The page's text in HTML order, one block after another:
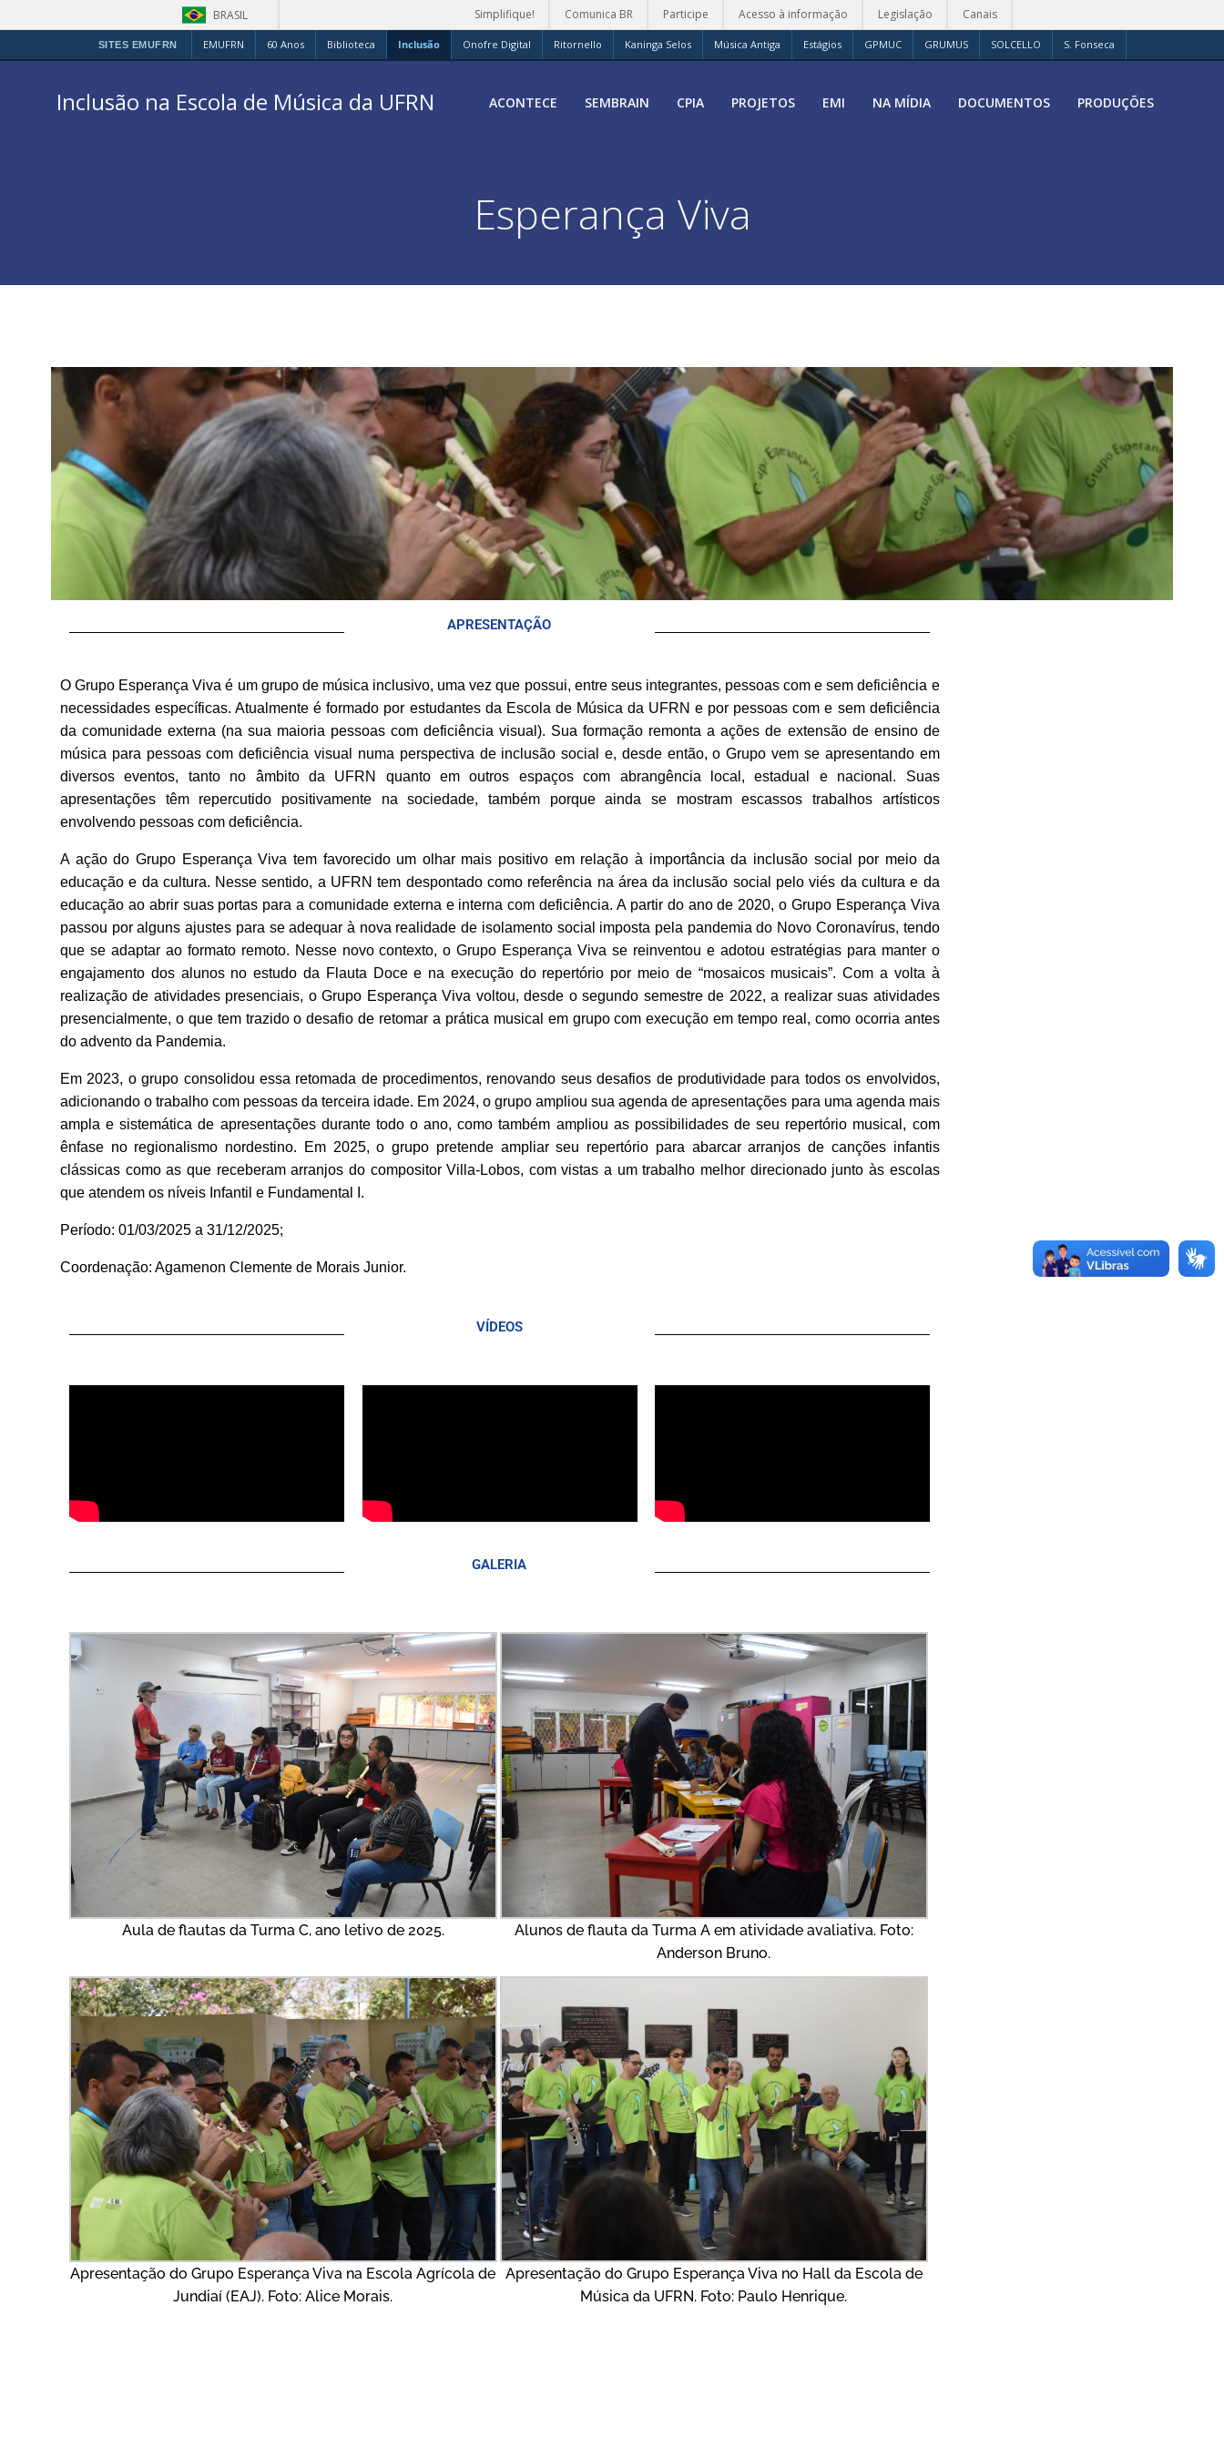
BRASIL Simplifique! Comunica BR Participe Acesso à informação Legislação Canais
SITES EMUFRN EMUFRN 60 Anos Biblioteca Inclusão Onofre Digital Ritornello Kaninga Selos Música Antiga Estágios GPMUC GRUMUS SOLCELLO S. Fonseca
Inclusão na Escola de Música da UFRN ACONTECE SEMBRAIN CPIA PROJETOS EMI NA MÍDIA DOCUMENTOS PRODUÇÕES
Esperança Viva
APRESENTAÇÃO
O Grupo Esperança Viva é um grupo de música inclusivo, uma vez que possui, entre seus integrantes, pessoas com e sem deficiência e
necessidades específicas. Atualmente é formado por estudantes da Escola de Música da UFRN e por pessoas com e sem deficiência
da comunidade externa (na sua maioria pessoas com deficiência visual). Sua formação remonta a ações de extensão de ensino de
música para pessoas com deficiência visual numa perspectiva de inclusão social e, desde então, o Grupo vem se apresentando em
diversos eventos, tanto no âmbito da UFRN quanto em outros espaços com abrangência local, estadual e nacional. Suas
apresentações têm repercutido positivamente na sociedade, também porque ainda se mostram escassos trabalhos artísticos
envolvendo pessoas com deficiência.
A ação do Grupo Esperança Viva tem favorecido um olhar mais positivo em relação à importância da inclusão social por meio da
educação e da cultura. Nesse sentido, a UFRN tem despontado como referência na área da inclusão social pelo viés da cultura e da
educação ao abrir suas portas para a comunidade externa e interna com deficiência. A partir do ano de 2020, o Grupo Esperança Viva
passou por alguns ajustes para se adequar à nova realidade de isolamento social imposta pela pandemia do Novo Coronavírus, tendo
que se adaptar ao formato remoto. Nesse novo contexto, o Grupo Esperança Viva se reinventou e adotou estratégias para manter o
engajamento dos alunos no estudo da Flauta Doce e na execução do repertório por meio de “mosaicos musicais”. Com a volta à
realização de atividades presenciais, o Grupo Esperança Viva voltou, desde o segundo semestre de 2022, a realizar suas atividades
presencialmente, o que tem trazido o desafio de retomar a prática musical em grupo com execução em tempo real, como ocorria antes
do advento da Pandemia.
Em 2023, o grupo consolidou essa retomada de procedimentos, renovando seus desafios de produtividade para todos os envolvidos,
adicionando o trabalho com pessoas da terceira idade. Em 2024, o grupo ampliou sua agenda de apresentações para uma agenda mais
ampla e sistemática de apresentações durante todo o ano, como também ampliou as possibilidades de seu repertório musical, com
ênfase no regionalismo nordestino. Em 2025, o grupo pretende ampliar seu repertório para abarcar arranjos de canções infantis
clássicas como as que receberam arranjos do compositor Villa-Lobos, com vistas a um trabalho melhor direcionado junto às escolas
que atendem os níveis Infantil e Fundamental I.
Período: 01/03/2025 a 31/12/2025;
Coordenação: Agamenon Clemente de Morais Junior.
VÍDEOS
GALERIA
Aula de flautas da Turma C, ano letivo de 2025.
Alunos de flauta da Turma A em atividade avaliativa. Foto:
Anderson Bruno.
Apresentação do Grupo Esperança Viva na Escola Agrícola de
Jundiaí (EAJ). Foto: Alice Morais.
Apresentação do Grupo Esperança Viva no Hall da Escola de
Música da UFRN. Foto: Paulo Henrique.